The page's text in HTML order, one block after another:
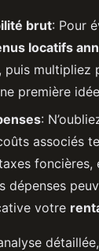
brut: Pour
locatifs
puis multipliez
première
:
associés
foncières,
dépenses
votre